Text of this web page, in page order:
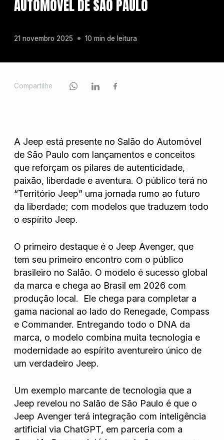
Chevrolet
GWM
Honda
Jeep
Jetour
Land Rover
Mercedes
Mini
Mitsubishi
AUTOMÓVEL DE SÃO PAULO
21 novembro 2025 10 min de leitura
Compartilhe
A Jeep está presente no Salão do Automóvel
de São Paulo com lançamentos e conceitos
que reforçam os pilares de autenticidade,
paixão, liberdade e aventura. O público terá no
“Território Jeep” uma jornada rumo ao futuro
da liberdade; com modelos que traduzem todo
o espírito Jeep.
O primeiro destaque é o Jeep Avenger, que
tem seu primeiro encontro com o público
brasileiro no Salão. O modelo é sucesso global
da marca e chega ao Brasil em 2026 com
produção local. Ele chega para completar a
gama nacional ao lado do Renegade, Compass
e Commander. Entregando todo o DNA da
marca, o modelo combina muita tecnologia e
modernidade ao espírito aventureiro único de
um verdadeiro Jeep.
Um exemplo marcante de tecnologia que a
Jeep revelou no Salão de São Paulo é que o
Jeep Avenger terá integração com inteligência
artificial via ChatGPT, em parceria com a